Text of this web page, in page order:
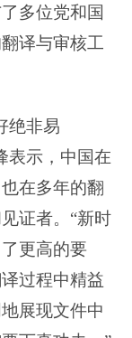
多位党和国
译与审核工
绝非易
表示，中国在
在多年的翻
证者。“新时
更高的要
过程中精益
展现文件中